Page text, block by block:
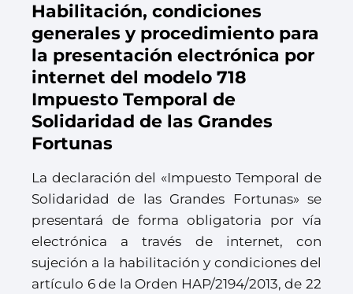
Habilitación, condiciones
generales y procedimiento para
la presentación electrónica por
internet del modelo 718
Impuesto Temporal de
Solidaridad de las Grandes
Fortunas
La declaración del «Impuesto Temporal de
Solidaridad de las Grandes Fortunas» se
presentará de forma obligatoria por vía
electrónica a través de internet, con
sujeción a la habilitación y condiciones del
artículo 6 de la Orden HAP/2194/2013, de 22